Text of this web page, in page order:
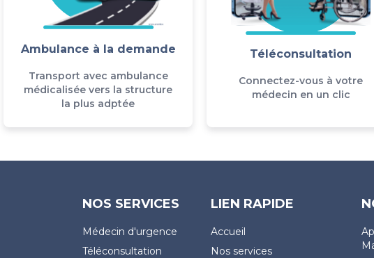
Ambulance à la demande
Transport avec ambulance
médicalisée vers la structure
la plus adptée
Téléconsultation
Connectez-vous à votre
médecin en un clic
NOS SERVICES
Médecin d'urgence
Téléconsultation
LIEN RAPIDE
Accueil
Nos services